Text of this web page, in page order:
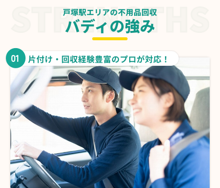
戸塚駅エリアの不用品回収
バディの強み
01 片付け・回収経験豊富のプロが対応！